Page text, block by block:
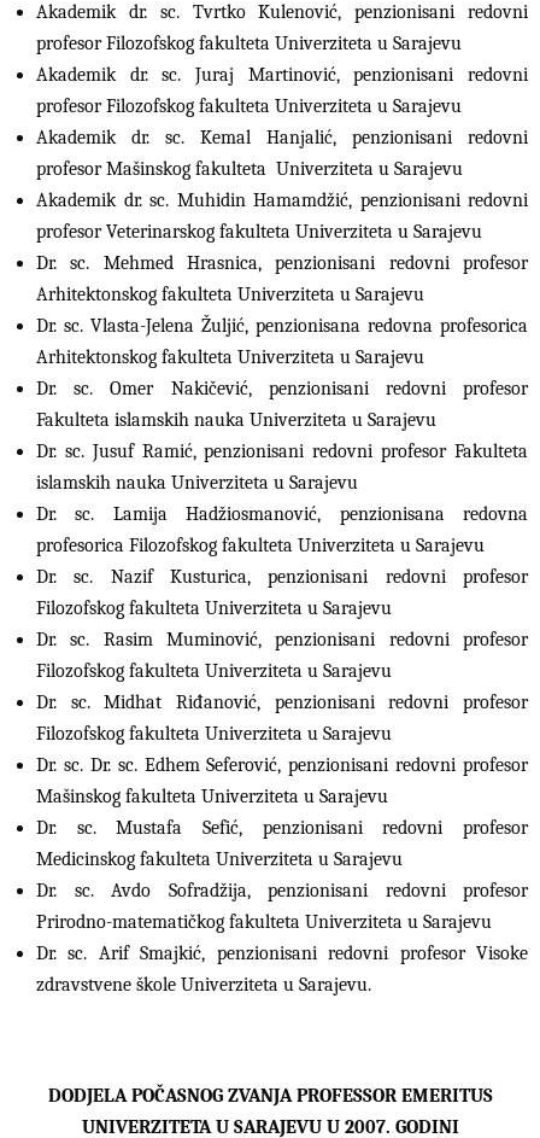
Akademik dr. sc. Tvrtko Kulenović, penzionisani redovni
profesor Filozofskog fakulteta Univerziteta u Sarajevu
Akademik dr. sc. Juraj Martinović, penzionisani redovni
profesor Filozofskog fakulteta Univerziteta u Sarajevu
Akademik dr. sc. Kemal Hanjalić, penzionisani redovni
profesor Mašinskog fakulteta Univerziteta u Sarajevu
Akademik dr. sc. Muhidin Hamamdžić, penzionisani redovni
profesor Veterinarskog fakulteta Univerziteta u Sarajevu
Dr. sc. Mehmed Hrasnica, penzionisani redovni profesor
Arhitektonskog fakulteta Univerziteta u Sarajevu
Dr. sc. Vlasta-Jelena Žuljić, penzionisana redovna profesorica
Arhitektonskog fakulteta Univerziteta u Sarajevu
Dr. sc. Omer Nakičević, penzionisani redovni profesor
Fakulteta islamskih nauka Univerziteta u Sarajevu
Dr. sc. Jusuf Ramić, penzionisani redovni profesor Fakulteta
islamskih nauka Univerziteta u Sarajevu
Dr. sc. Lamija Hadžiosmanović, penzionisana redovna
profesorica Filozofskog fakulteta Univerziteta u Sarajevu
Dr. sc. Nazif Kusturica, penzionisani redovni profesor
Filozofskog fakulteta Univerziteta u Sarajevu
Dr. sc. Rasim Muminović, penzionisani redovni profesor
Filozofskog fakulteta Univerziteta u Sarajevu
Dr. sc. Midhat Riđanović, penzionisani redovni profesor
Filozofskog fakulteta Univerziteta u Sarajevu
Dr. sc. Dr. sc. Edhem Seferović, penzionisani redovni profesor
Mašinskog fakulteta Univerziteta u Sarajevu
Dr. sc. Mustafa Sefić, penzionisani redovni profesor
Medicinskog fakulteta Univerziteta u Sarajevu
Dr. sc. Avdo Sofradžija, penzionisani redovni profesor
Prirodno-matematičkog fakulteta Univerziteta u Sarajevu
Dr. sc. Arif Smajkić, penzionisani redovni profesor Visoke
zdravstvene škole Univerziteta u Sarajevu.
DODJELA POČASNOG ZVANJA PROFESSOR EMERITUS
UNIVERZITETA U SARAJEVU U 2007. GODINI